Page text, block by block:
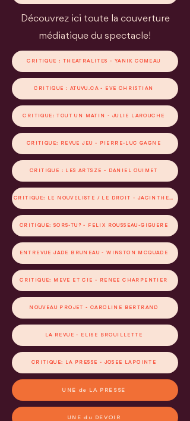
Découvrez ici toute la couverture
médiatique du spectacle!
CRITIQUE : THÉÂTRALITÉS - YANIK COMEAU
CRITIQUE : ATUVU.CA - ÈVE CHRISTIAN
CRITIQUE: TOUT UN MATIN - JULIE LAROUCHE
CRITIQUE: REVUE JEU - PIERRE-LUC GAGNÉ
CRITIQUE : LES ARTSZÉ - DANIEL OUIMET
CRITIQUE: LE NOUVELISTE / LE DROIT - JACINTHE LAFRANCE
CRITIQUE: SORS-TU? - FÉLIX ROUSSEAU-GIGUÈRE
ENTREVUE JADE BRUNEAU - WINSTON MCQUADE
CRITIQUE: MEVE ET CIE - RENÉE CHARPENTIER
NOUVEAU PROJET - CAROLINE BERTRAND
LA REVUE - ELISE BROUILLETTE
CRITIQUE: LA PRESSE - JOSÉE LAPOINTE
UNE de LA PRESSE
UNE du DEVOIR